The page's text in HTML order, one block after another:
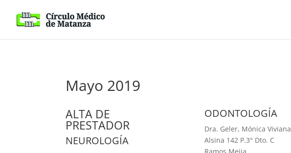
Mayo 2019
ALTA DE
PRESTADOR
NEUROLOGÍA
ODONTOLOGÍA
Dra. Geler, Mónica Viviana
Alsina 142 P.3° Dto. C
Ramos Mejia